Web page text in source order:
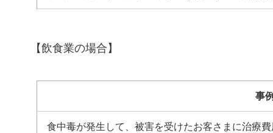
【飲食業の場合】
事
食中毒が発生して、被害を受けたお客さまに治療